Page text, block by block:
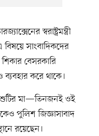
স্বরাষ্ট্রমন্ত্রী
বিষয়ে সাংবাদিকদের
বেসরকারি
ব্যবহার করে থাকে।
মা—তিনজনই ওই
পুলিশ জিজ্ঞাসাবাদ
রয়েছেন।